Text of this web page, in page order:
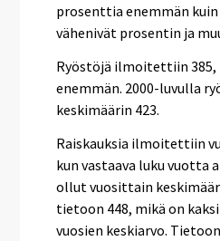
prosenttia enemmän
vähenivät prosentin ja
Ryöstöjä ilmoitettiin
enemmän. 2000-luvulla
keskimäärin 423.
Raiskauksia ilmoitettiin
kun vastaava luku vuotta
ollut vuosittain
tietoon 448, mikä on
vuosien keskiarvo.